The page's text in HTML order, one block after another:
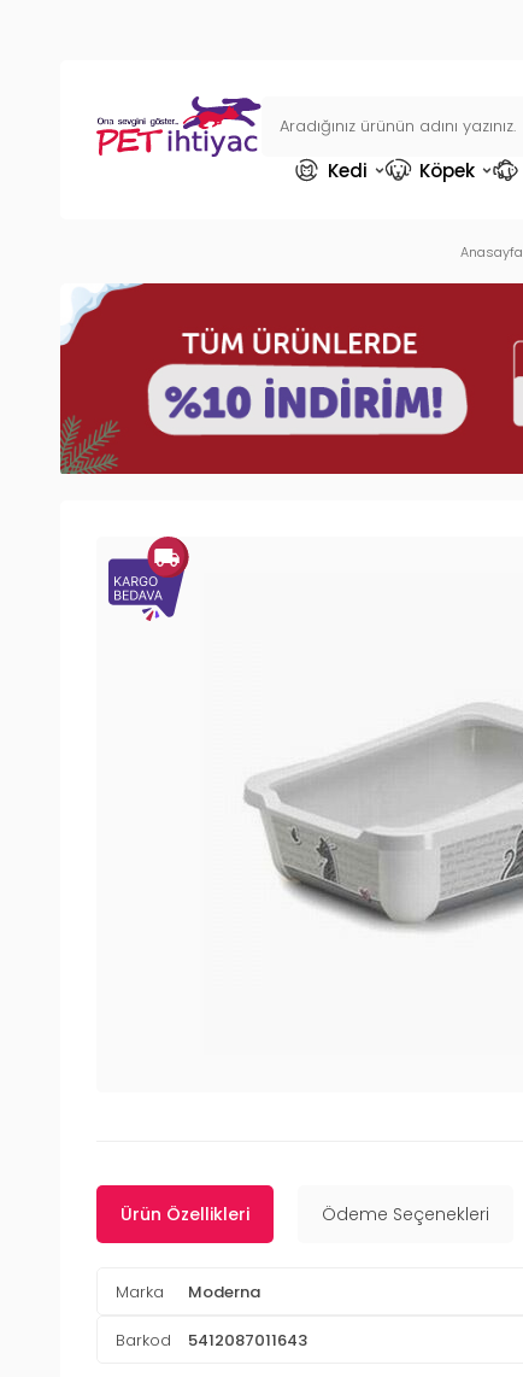
Kedi Köpek
Anasayfa
Ürün Özellikleri Ödeme Seçenekleri
Marka Moderna
Barkod 5412087011643